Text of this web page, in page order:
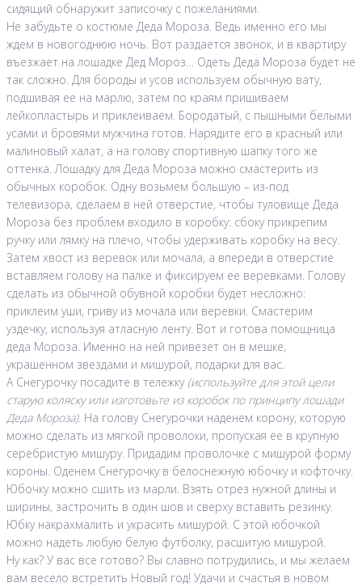
сидящий обнаружит записочку с пожеланиями.
Не забудьте о костюме Деда Мороза. Ведь именно его мы
ждем в новогоднюю ночь. Вот раздается звонок, и в квартиру
въезжает на лошадке Дед Мороз… Одеть Деда Мороза будет не
так сложно. Для бороды и усов используем обычную вату,
подшивая ее на марлю, затем по краям пришиваем
лейкопластырь и приклеиваем. Бородатый, с пышными белыми
усами и бровями мужчина готов. Нарядите его в красный или
малиновый халат, а на голову спортивную шапку того же
оттенка. Лошадку для Деда Мороза можно смастерить из
обычных коробок. Одну возьмем большую – из-под
телевизора, сделаем в ней отверстие, чтобы туловище Деда
Мороза без проблем входило в коробку: сбоку прикрепим
ручку или лямку на плечо, чтобы удерживать коробку на весу.
Затем хвост из веревок или мочала, а впереди в отверстие
вставляем голову на палке и фиксируем ее веревками. Голову
сделать из обычной обувной коробки будет несложно:
приклеим уши, гриву из мочала или веревки. Смастерим
уздечку, используя атласную ленту. Вот и готова помощница
деда Мороза. Именно на ней привезет он в мешке,
украшенном звездами и мишурой, подарки для вас.
А Снегурочку посадите в тележку (используйте для этой цели
старую коляску или изготовьте из коробок по принципу лошади
Деда Мороза). На голову Снегурочки наденем корону, которую
можно сделать из мягкой проволоки, пропуская ее в крупную
серебристую мишуру. Придадим проволочке с мишурой форму
короны. Оденем Снегурочку в белоснежную юбочку и кофточку.
Юбочку можно сшить из марли. Взять отрез нужной длины и
ширины, застрочить в один шов и сверху вставить резинку.
Юбку накрахмалить и украсить мишурой. С этой юбочкой
можно надеть любую белую футболку, расшитую мишурой.
Ну как? У вас все готово? Вы славно потрудились, и мы желаем
вам весело встретить Новый год! Удачи и счастья в новом